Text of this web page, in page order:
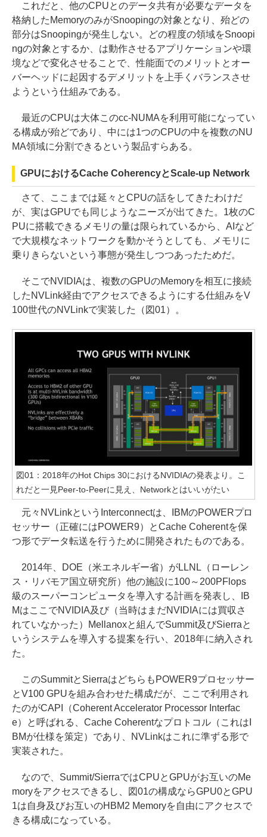
これだと、他のCPUとのデータ共有が必要なデータを
格納したMemoryのみがSnoopingの対象となり、殆どの
部分はSnoopingが発生しない。どの程度の領域をSnoopi
ngの対象とするか、は動作させるアプリケーションや環
境などで変化させることで、性能面でのメリットとオー
バーヘッドに起因するデメリットを上手くバランスさせ
ようという仕組みである。
最近のCPUは大体このcc-NUMAを利用可能になってい
る構成が殆どであり、中には1つのCPUの中を複数のNU
MA領域に分割できるという製品すらある。
GPUにおけるCache CoherencyとScale-up Network
さて、ここまでは延々とCPUの話をしてきたわけだ
が、実はGPUでも同じようなニーズが出てきた。1枚のC
PUに搭載できるメモリの量は限られているから、AIなど
で大規模なネットワークを動かそうとしても、メモリに
乗りきらないという事態が発生しつつあったためだ。
そこでNVIDIAは、複数のGPUのMemoryを相互に接続
したNVLink経由でアクセスできるようにする仕組みをV
100世代のNVLinkで実装した（図01）。
図01：2018年のHot Chips 30におけるNVIDIAの発表より。こ
れだと一見Peer-to-Peerに見え、Networkとはいいがたい
元々NVLinkというInterconnectは、IBMのPOWERプロ
セッサー（正確にはPOWER9）とCache Coherentを保
つ形でデータ転送を行うために開発されたものである。
2014年、DOE（米エネルギー省）がLLNL（ローレン
ス・リバモア国立研究所）他の施設に100～200PFlops
級のスーパーコンピュータを導入する計画を発表し、IB
MはここでNVIDIA及び（当時はまだNVIDIAには買収さ
れていなかった）Mellanoxと組んでSummit及びSierraと
いうシステムを導入する提案を行い、2018年に納入され
た。
このSummitとSierraはどちらもPOWER9プロセッサー
とV100 GPUを組み合わせた構成だが、ここで利用され
たのがCAPI（Coherent Accelerator Processor Interfac
e）と呼ばれる、Cache Coherentなプロトコル（これはI
BMが仕様を策定）であり、NVLinkはこれに準ずる形で
実装された。
なので、Summit/SierraではCPUとGPUがお互いのMe
moryをアクセスできるし、図01の構成ならGPU0とGPU
1は自身及びお互いのHBM2 Memoryを自由にアクセスで
きる構成になっている。